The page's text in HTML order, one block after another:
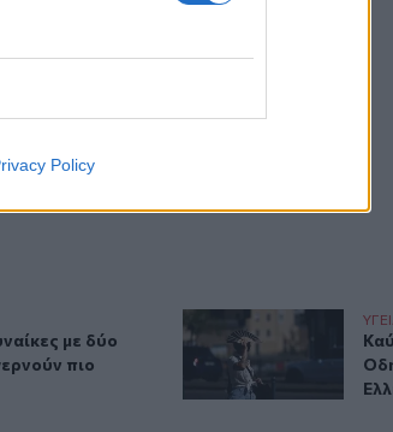
Policy
11:49
παιδιά γερνούν πιο αργά
με δύο έως τρία παιδιά γερνούν
με δύο
πιο
Καύσωνας και